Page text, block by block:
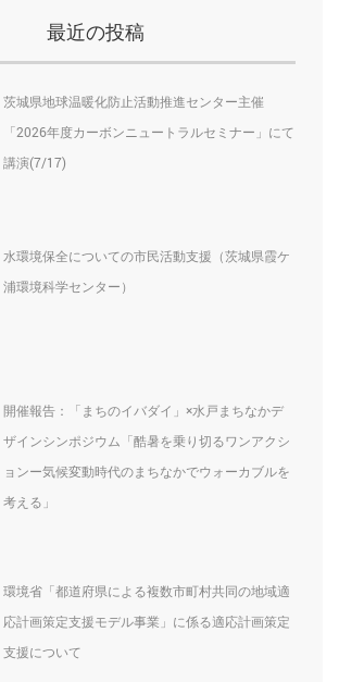
最近の投稿
茨城県地球温暖化防止活動推進センター主催
「2026年度カーボンニュートラルセミナー」にて
講演(7/17)
水環境保全についての市民活動支援（茨城県霞ケ
浦環境科学センター）
開催報告：「まちのイバダイ」×水戸まちなかデ
ザインシンポジウム「酷暑を乗り切るワンアクシ
ョンー気候変動時代のまちなかでウォーカブルを
考える」
環境省「都道府県による複数市町村共同の地域適
応計画策定支援モデル事業」に係る適応計画策定
支援について